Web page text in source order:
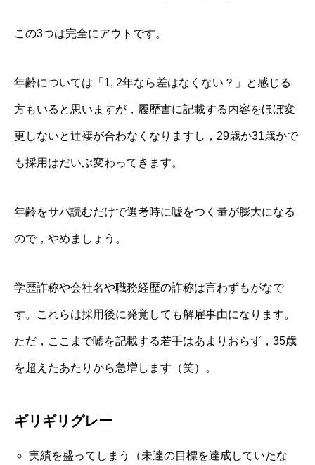
この3つは完全にアウトです。
年齢については「1, 2年なら差はなくない？」と感じる
方もいると思いますが，履歴書に記載する内容をほぼ変
更しないと辻褄が合わなくなりますし，29歳か31歳かで
も採用はだいぶ変わってきます。
年齢をサバ読むだけで選考時に嘘をつく量が膨大になる
ので，やめましょう。
学歴詐称や会社名や職務経歴の詐称は言わずもがなで
す。これらは採用後に発覚しても解雇事由になります。
ただ，ここまで嘘を記載する若手はあまりおらず，35歳
を超えたあたりから急増します（笑）。
ギリギリグレー
実績を盛ってしまう（未達の目標を達成していたな